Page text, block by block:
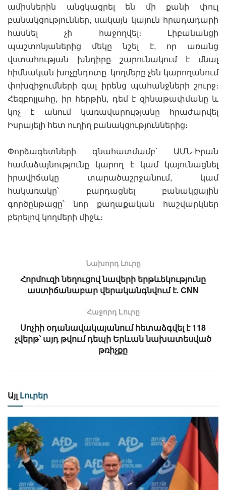
ամիսներին անցկացրել են մի քանի փուլ
բանակցություններ, սակայն կայուն հրադադարի
հասնել չի հաջողվել։ Լիբանանցի
պաշտոնյաներից մեկը նշել է, որ առանց
վստահության խնդիրը շարունակում է մնալ
հիմնական խոչընդոտը․ կողմերը չեն կարողանում
փոխզիջումների գալ իրենց պահանջների շուրջ։
Հեզբոլլահը, իր հերթին, դեմ է զինաթափմանը և
կոչ է անում կառավարությանը հրաժարվել
Իսրայելի հետ ուղիղ բանակցություններից։
Փորձագետների գնահատմամբ՝ ԱՄՆ-Իրան
համաձայնությունը կարող է կամ կայունացնել
իրավիճակը տարածաշրջանում, կամ
հակառակը՝ բարդացնել բանակցային
գործընթացը՝ նոր քաղաքական հաշվարկներ
բերելով կողմերի միջև։
Նախորդ Լուրը
Հորմուզի նեղուցով նավերի երթևեկությունը
աստիճանաբար վերականգնվում է․ CNN
Հաջորդ Lուրը
Սոչիի օդանավակայանում հետաձգվել է 118
չվերթ՝ այդ թվում դեպի Երևան նախատեսված
թռիչքը
Այլ Լուրեր